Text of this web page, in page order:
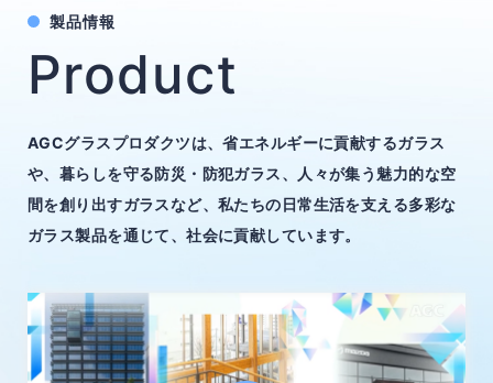
製品情報
Product
AGCグラスプロダクツは、省エネルギーに貢献するガラス
や、暮らしを守る防災・防犯ガラス、
人々が集う魅力的な空
間を創り出すガラスなど、私たちの日常生活を支える多彩な
ガラス製品を通じて、社会に貢献しています。